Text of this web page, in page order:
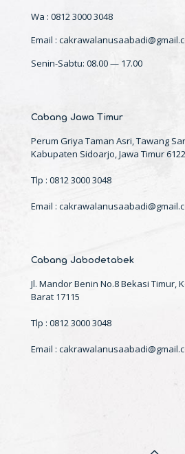
Wa : 0812 3000 3048
Email :
Senin-Sabtu: 08.00 — 17.00
Cabang Jawa Timur
Perum Griya Taman Asri, Tawang
Kabupaten Sidoarjo, Jawa Timur
Tlp : 0812 3000 3048
Email :
Cabang Jabodetabek
Jl. Mandor Benin No.8 Bekasi Timur,
Barat 17115
Tlp : 0812 3000 3048
Email :